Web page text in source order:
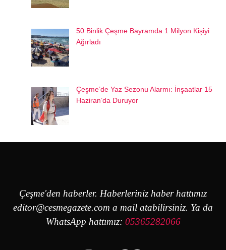
50 Binlik Çeşme Bayramda 1 Milyon Kişiyi
Ağırladı
Çeşme’de Yaz Sezonu Alarmı: İnşaatlar 15
Haziran’da Duruyor
Çeşme'den haberler. Haberleriniz haber hattımız
editor@cesmegazete.com a mail atabilirsiniz. Ya da
WhatsApp hattımız: 05365282066